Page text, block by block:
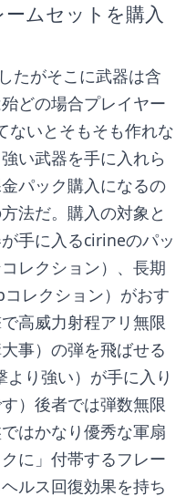
ムセットを購入
たがそこに武器は含
どの場合プレイヤー
ないとそもそも作れな
い武器を手に入れら
パック購入になるの
法だ。購入の対象と
手に入るcirineのパッ
レクション）、長期
レクション）がおす
高威力射程アリ無限
事）の弾を飛ばせる
り強い）が手に入り
）後者では弾数無限
はかなり優秀な軍扇
に」付帯するフレー
ルス回復効果を持ち